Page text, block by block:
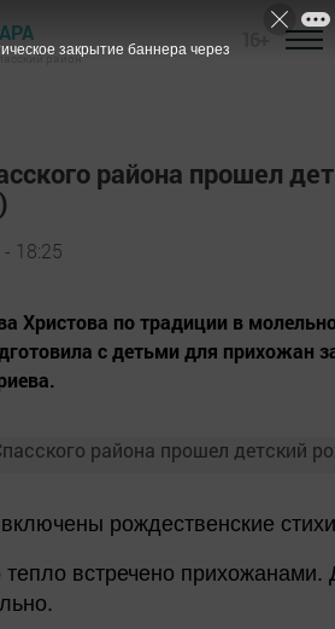
район
района прошел
18:25
Христова по традиции в
с детьми для прихожан
рождественские
встречено прихожанами.
закрытие баннера через